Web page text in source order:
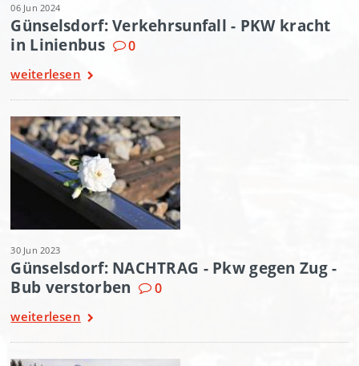
06 Jun 2024
Günselsdorf: Verkehrsunfall - PKW kracht
in Linienbus
0
weiterlesen
30 Jun 2023
Günselsdorf: NACHTRAG - Pkw gegen Zug -
Bub verstorben
0
weiterlesen